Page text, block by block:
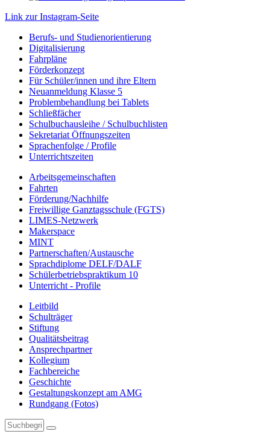
Link zur Instagram-Seite
Berufs- und Studienorientierung
Digitalisierung
Fahrpläne
Förderkonzept
Für Schüler/innen und ihre Eltern
Neuanmeldung Klasse 5
Problembehandlung bei Tablets
Schließfächer
Schulbuchausleihe / Schulbuchlisten
Sekretariat Öffnungszeiten
Sprachenfolge / Profile
Unterrichtszeiten
Arbeitsgemeinschaften
Fahrten
Förderung/Nachhilfe
Freiwillige Ganztagsschule (FGTS)
LIMES-Netzwerk
Makerspace
MINT
Partnerschaften/Austausche
Sprachdiplome DELF/DALF
Schülerbetriebspraktikum 10
Unterricht - Profile
Leitbild
Schulträger
Stiftung
Qualitätsbeitrag
Ansprechpartner
Kollegium
Fachbereiche
Geschichte
Gestaltungskonzept am AMG
Rundgang (Fotos)